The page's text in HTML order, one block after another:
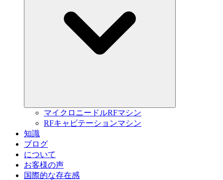
マイクロニードルRFマシン
RFキャビテーションマシン
知識
ブログ
について
お客様の声
国際的な存在感